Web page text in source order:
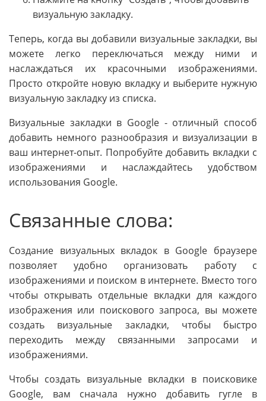
визуальную закладку.
Теперь, когда вы добавили визуальные закладки, вы
можете легко переключаться между ними и
наслаждаться их красочными изображениями.
Просто откройте новую вкладку и выберите нужную
визуальную закладку из списка.
Визуальные закладки в Google - отличный способ
добавить немного разнообразия и визуализации в
ваш интернет-опыт. Попробуйте добавить вкладки с
изображениями и наслаждайтесь удобством
использования Google.
Связанные слова:
Создание визуальных вкладок в Google браузере
позволяет удобно организовать работу с
изображениями и поиском в интернете. Вместо того
чтобы открывать отдельные вкладки для каждого
изображения или поискового запроса, вы можете
создать визуальные закладки, чтобы быстро
переходить между связанными запросами и
изображениями.
Чтобы создать визуальные вкладки в поисковике
Google, вам сначала нужно добавить гугле в